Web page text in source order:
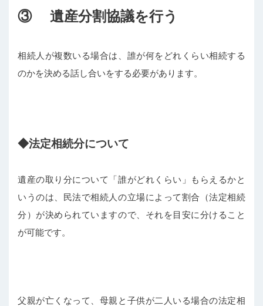
③ 遺産分割協議を行う
相続人が複数いる場合は、誰が何をどれくらい相続する
のかを決める話し合いをする必要があります。
◆法定相続分について
遺産の取り分について「誰がどれくらい」もらえるかと
いうのは、民法で相続人の立場によって割合（法定相続
分）が決められていますので、それを目安に分けること
が可能です。
父親が亡くなって、母親と子供が二人いる場合の法定相